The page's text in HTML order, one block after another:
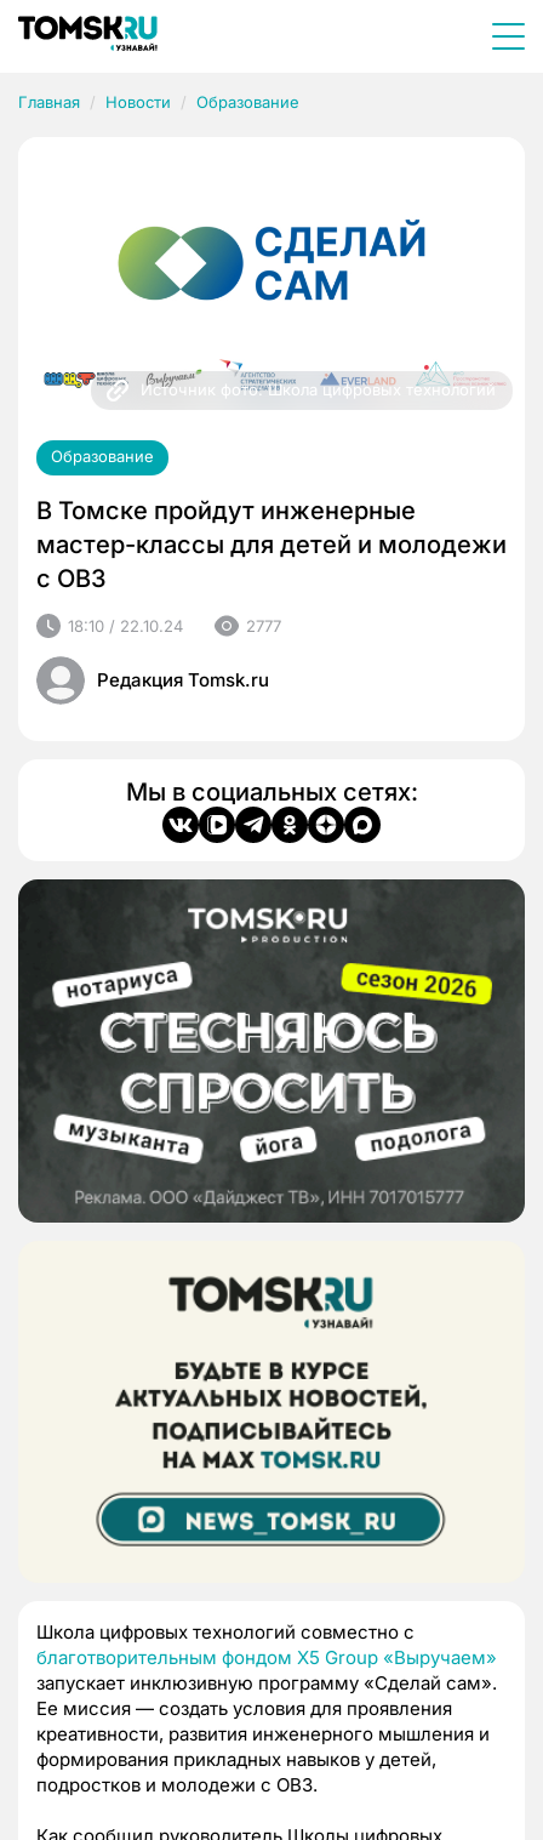
Главная Новости Образование
Источник фото: Школа цифровых технологий
Образование
В Томске пройдут инженерные
мастер-классы для детей и молодежи
с ОВЗ
18:10 / 22.10.24 2777
Редакция Tomsk.ru
Мы в социальных сетях:
Школа цифровых технологий совместно с
благотворительным фондом X5 Group «Выручаем»
запускает инклюзивную программу «Сделай сам».
Ее миссия — создать условия для проявления
креативности, развития инженерного мышления и
формирования прикладных навыков у детей,
подростков и молодежи с ОВЗ.